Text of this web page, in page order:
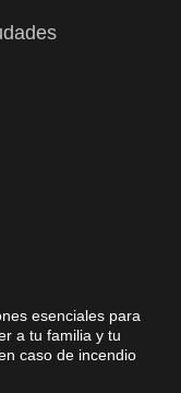
esenciales para
a tu familia y tu
caso de incendio